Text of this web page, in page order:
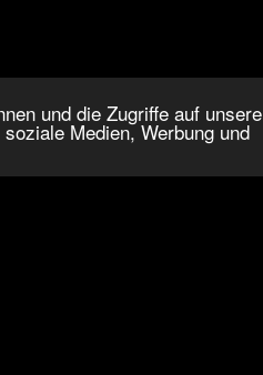
und die Zugriffe auf unsere
Medien, Werbung und